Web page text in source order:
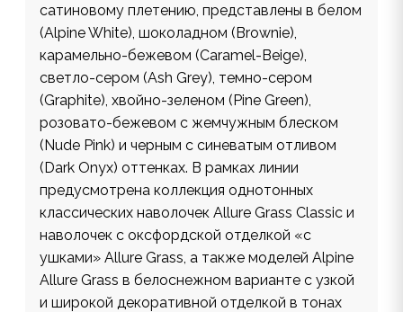
сатиновому плетению, представлены в белом
(Alpine White), шоколадном (Brownie),
карамельно-бежевом (Caramel-Beige),
светло-сером (Ash Grey), темно-сером
(Graphite), хвойно-зеленом (Pine Green),
розовато-бежевом с жемчужным блеском
(Nude Pink) и черным c синеватым отливом
(Dark Onyx) оттенках. В рамках линии
предусмотрена коллекция однотонных
классических наволочек Allure Grass Classic и
наволочек с оксфордской отделкой «с
ушками» Allure Grass, а также моделей Alpine
Allure Grass в белоснежном варианте с узкой
и широкой декоративной отделкой в тонах